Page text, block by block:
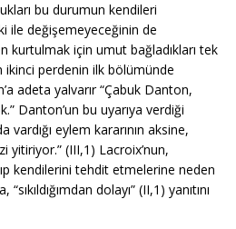
bu durumun kendileri
ile değişemeyeceğinin de
kurtulmak için umut bağladıkları tek
ikinci perdenin ilk bölümünde
adeta yalvarır “Çabuk Danton,
Danton’un bu uyarıya verdiği
vardığı eylem kararının aksine,
yitiriyor.” (III,1) Lacroix’nun,
kendilerini tehdit etmelerine neden
dolayı” (II,1) yanıtını